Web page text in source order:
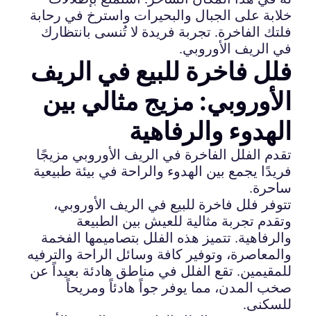
خلابة على الجبال والبحيرات واسترخ في رحابة
فلتك الفاخرة. تجربة فريدة لا تُنسى بانتظارك
في الريف الأوروبي.
فلل فاخرة للبيع في الريف
الأوروبي: مزيج مثالي بين
الهدوء والرفاهية
تقدم الفلل الفاخرة في الريف الأوروبي مزيجًا
فريدًا يجمع بين الهدوء والراحة في بيئة طبيعية
ساحرة.
تتوفر فلل فاخرة للبيع في الريف الأوروبي،
وتقدم تجربة مثالية للعيش بين الطبيعة
والرفاهية. تتميز هذه الفلل بتصاميمها الفخمة
والمعاصرة، وتوفير كافة وسائل الراحة والترفيه
للمقيمين. تقع الفلل في مناطق هادئة بعيداً عن
صخب المدن، مما يوفر جواً هادئاً ومريحاً
للسكنى.